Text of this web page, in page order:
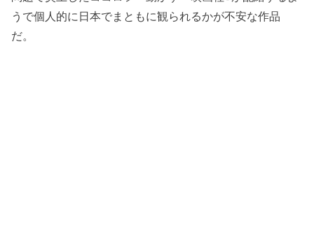
うで個人的に日本でまともに観られるかが不安な作品
だ。